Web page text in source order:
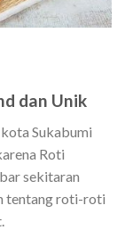
dan Unik
Sukabumi
Roti
sekitaran
tentang roti-roti